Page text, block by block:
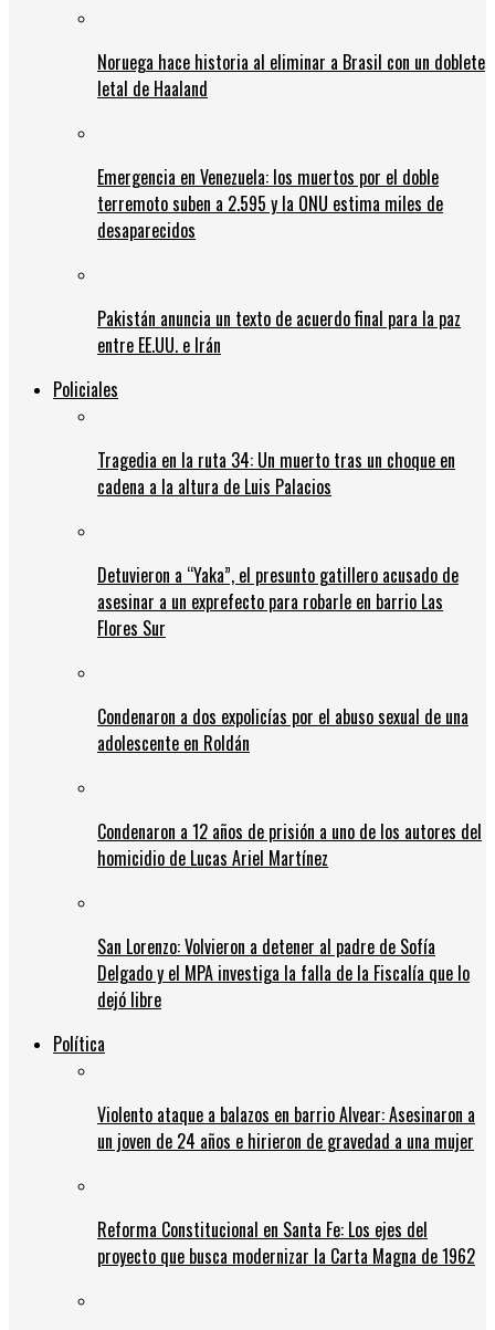
Noruega hace historia al eliminar a Brasil con un doblete
letal de Haaland
Emergencia en Venezuela: los muertos por el doble
terremoto suben a 2.595 y la ONU estima miles de
desaparecidos
Pakistán anuncia un texto de acuerdo final para la paz
entre EE.UU. e Irán
Policiales
Tragedia en la ruta 34: Un muerto tras un choque en
cadena a la altura de Luis Palacios
Detuvieron a “Yaka”, el presunto gatillero acusado de
asesinar a un exprefecto para robarle en barrio Las
Flores Sur
Condenaron a dos expolicías por el abuso sexual de una
adolescente en Roldán
Condenaron a 12 años de prisión a uno de los autores del
homicidio de Lucas Ariel Martínez
San Lorenzo: Volvieron a detener al padre de Sofía
Delgado y el MPA investiga la falla de la Fiscalía que lo
dejó libre
Política
Violento ataque a balazos en barrio Alvear: Asesinaron a
un joven de 24 años e hirieron de gravedad a una mujer
Reforma Constitucional en Santa Fe: Los ejes del
proyecto que busca modernizar la Carta Magna de 1962